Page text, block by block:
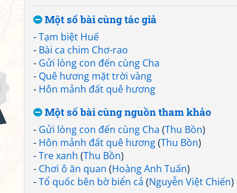
Một số bài cùng tác giả
-Tạm biệt Huế
- Bài ca chim Chơ-rao
- Gửi lòng con đến cùng Cha
- Quê hương mặt trời vàng
- Hôn mảnh đất quê hương
Một số bài cùng nguồn tham khảo
- Gửi lòng con đến cùng Cha (Thu Bồn)
- Hôn mảnh đất quê hương(Thu Bồn)
-Tre xanh (Thu Bồn)
- Chơi ô ăn quan (Hoàng Anh Tuấn)
-Tổ quốc bên bờ biển cả (Nguyễn Việt Chiến)